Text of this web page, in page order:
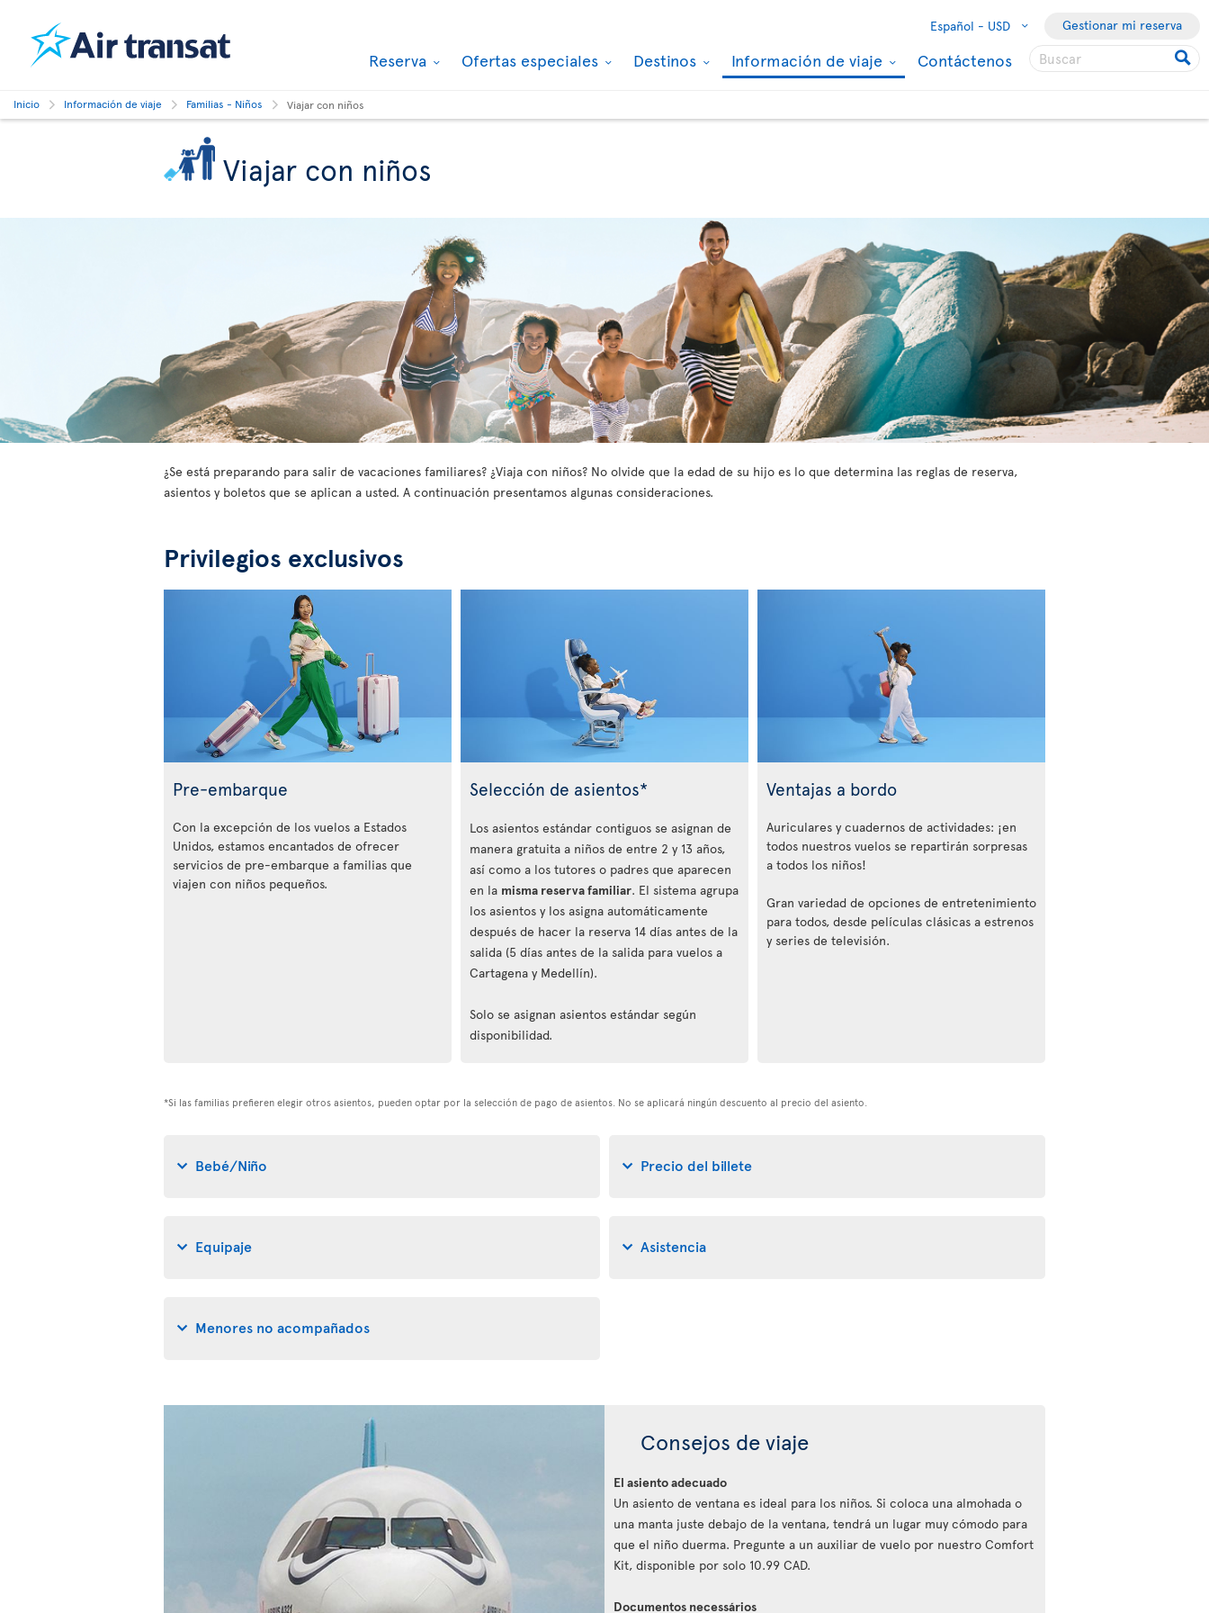
Español - USD Gestionar mi reserva
Reserva Ofertas especiales Destinos Información de viaje Contáctenos
Inicio Información de viaje Familias - Niños Viajar con niños
Viajar con niños
¿Se está preparando para salir de vacaciones familiares? ¿Viaja con niños? No olvide que la edad de su hijo es lo que determina las reglas de reserva,
asientos y boletos que se aplican a usted. A continuación presentamos algunas consideraciones.
Privilegios exclusivos
Pre-embarque
Con la excepción de los vuelos a Estados
Unidos, estamos encantados de ofrecer
servicios de pre-embarque a familias que
viajen con niños pequeños.
Selección de asientos*
Los asientos estándar contiguos se asignan de
manera gratuita a niños de entre 2 y 13 años,
así como a los tutores o padres que aparecen
en la misma reserva familiar. El sistema agrupa
los asientos y los asigna automáticamente
después de hacer la reserva 14 días antes de la
salida (5 días antes de la salida para vuelos a
Cartagena y Medellín).
Solo se asignan asientos estándar según
disponibilidad.
Ventajas a bordo
Auriculares y cuadernos de actividades: ¡en
todos nuestros vuelos se repartirán sorpresas
a todos los niños!
Gran variedad de opciones de entretenimiento
para todos, desde películas clásicas a estrenos
y series de televisión.
*Si las familias prefieren elegir otros asientos, pueden optar por la selección de pago de asientos. No se aplicará ningún descuento al precio del asiento.
Bebé/Niño Precio del billete
Equipaje Asistencia
Menores no acompañados
Consejos de viaje
El asiento adecuado
Un asiento de ventana es ideal para los niños. Si coloca una almohada o
una manta juste debajo de la ventana, tendrá un lugar muy cómodo para
que el niño duerma. Pregunte a un auxiliar de vuelo por nuestro Comfort
Kit, disponible por solo 10.99 CAD.
Documentos necessários